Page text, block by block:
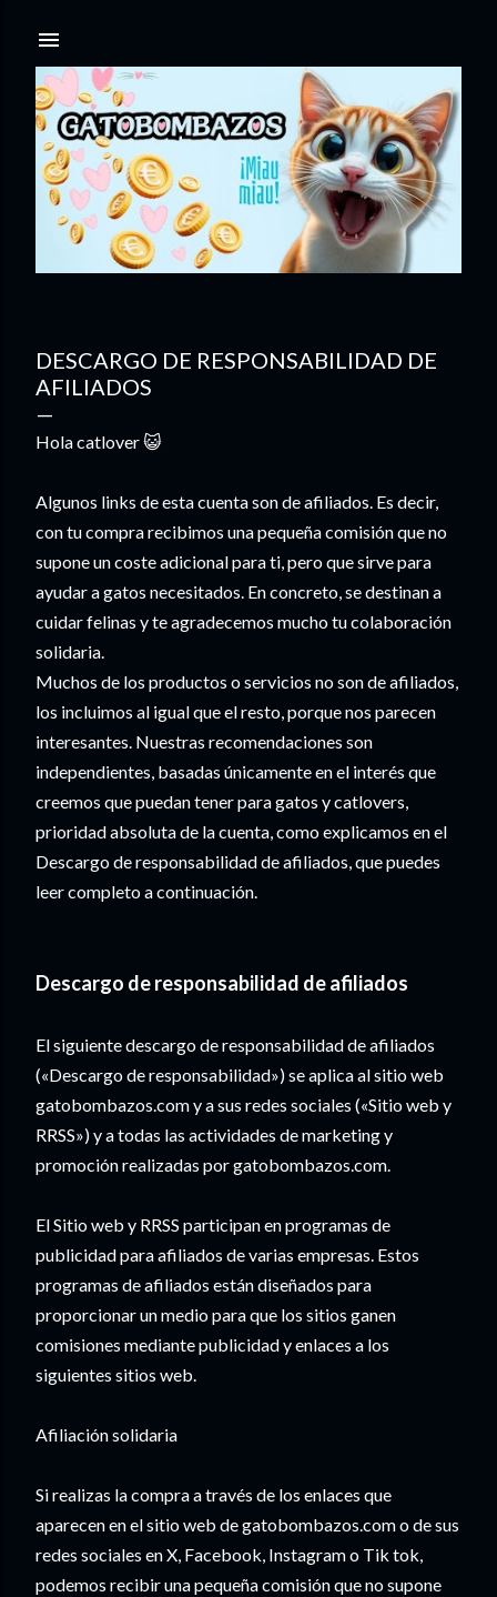
DESCARGO DE RESPONSABILIDAD DE
AFILIADOS
Hola catlover 😺
Algunos links de esta cuenta son de afiliados. Es decir,
con tu compra recibimos una pequeña comisión que no
supone un coste adicional para ti, pero que sirve para
ayudar a gatos necesitados. En concreto, se destinan a
cuidar felinas y te agradecemos mucho tu colaboración
solidaria.
Muchos de los productos o servicios no son de afiliados,
los incluimos al igual que el resto, porque nos parecen
interesantes. Nuestras recomendaciones son
independientes, basadas únicamente en el interés que
creemos que puedan tener para gatos y catlovers,
prioridad absoluta de la cuenta, como explicamos en el
Descargo de responsabilidad de afiliados, que puedes
leer completo a continuación.
Descargo de responsabilidad de afiliados
El siguiente descargo de responsabilidad de afiliados
(«Descargo de responsabilidad») se aplica al sitio web
gatobombazos.com y a sus redes sociales («Sitio web y
RRSS») y a todas las actividades de marketing y
promoción realizadas por gatobombazos.com.
El Sitio web y RRSS participan en programas de
publicidad para afiliados de varias empresas. Estos
programas de afiliados están diseñados para
proporcionar un medio para que los sitios ganen
comisiones mediante publicidad y enlaces a los
siguientes sitios web.
Afiliación solidaria
Si realizas la compra a través de los enlaces que
aparecen en el sitio web de gatobombazos.com o de sus
redes sociales en X, Facebook, Instagram o Tik tok,
podemos recibir una pequeña comisión que no supone